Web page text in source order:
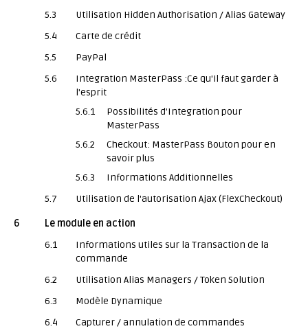
5.3
Utilisation Hidden Authorisation / Alias Gateway
5.4
Carte de crédit
5.5
PayPal
5.6
Integration MasterPass :Ce qu'il faut garder à
l'esprit
5.6.1
Possibilités d'Integration pour
MasterPass
5.6.2
Checkout: MasterPass Bouton pour en
savoir plus
5.6.3
Informations Additionnelles
5.7
Utilisation de l'autorisation Ajax (FlexCheckout)
6
Le module en action
6.1
Informations utiles sur la Transaction de la
commande
6.2
Utilisation Alias Managers / Token Solution
6.3
Modèle Dynamique
6.4
Capturer / annulation de commandes